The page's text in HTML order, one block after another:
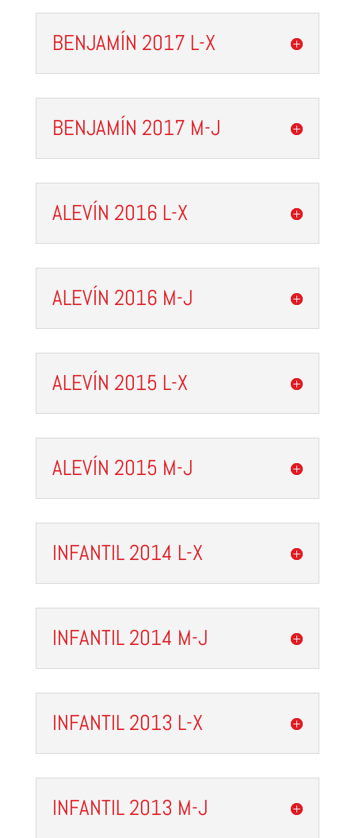
BENJAMÍN 2017 L-X
BENJAMÍN 2017 M-J
ALEVÍN 2016 L-X
ALEVÍN 2016 M-J
ALEVÍN 2015 L-X
ALEVÍN 2015 M-J
INFANTIL 2014 L-X
INFANTIL 2014 M-J
INFANTIL 2013 L-X
INFANTIL 2013 M-J